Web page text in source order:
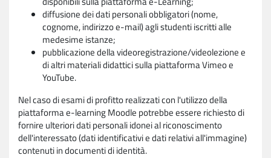
diffusione dei dati personali obbligatori (nome,
cognome, indirizzo e-mail) agli studenti iscritti alle
medesime istanze;
pubblicazione della videoregistrazione/videolezione e
di altri materiali didattici sulla piattaforma Vimeo e
YouTube.
Nel caso di esami di profitto realizzati con l'utilizzo della
piattaforma e-learning Moodle potrebbe essere richiesto di
fornire ulteriori dati personali idonei al riconoscimento
dell'interessato (dati identificativi e dati relativi all'immagine)
contenuti in documenti di identità.